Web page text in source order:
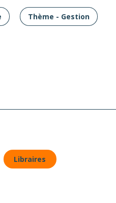
Thème - Gestion
Libraires